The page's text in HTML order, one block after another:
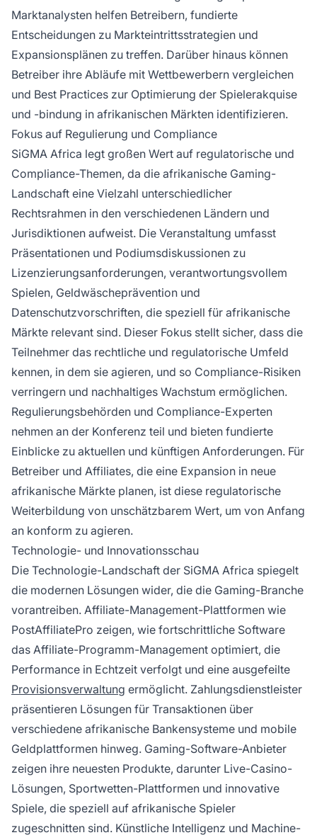
Marktanalysten helfen Betreibern, fundierte
Entscheidungen zu Markteintrittsstrategien und
Expansionsplänen zu treffen. Darüber hinaus können
Betreiber ihre Abläufe mit Wettbewerbern vergleichen
und Best Practices zur Optimierung der Spielerakquise
und -bindung in afrikanischen Märkten identifizieren.
Fokus auf Regulierung und Compliance
SiGMA Africa legt großen Wert auf regulatorische und
Compliance-Themen, da die afrikanische Gaming-
Landschaft eine Vielzahl unterschiedlicher
Rechtsrahmen in den verschiedenen Ländern und
Jurisdiktionen aufweist. Die Veranstaltung umfasst
Präsentationen und Podiumsdiskussionen zu
Lizenzierungsanforderungen, verantwortungsvollem
Spielen, Geldwäscheprävention und
Datenschutzvorschriften, die speziell für afrikanische
Märkte relevant sind. Dieser Fokus stellt sicher, dass die
Teilnehmer das rechtliche und regulatorische Umfeld
kennen, in dem sie agieren, und so Compliance-Risiken
verringern und nachhaltiges Wachstum ermöglichen.
Regulierungsbehörden und Compliance-Experten
nehmen an der Konferenz teil und bieten fundierte
Einblicke zu aktuellen und künftigen Anforderungen. Für
Betreiber und Affiliates, die eine Expansion in neue
afrikanische Märkte planen, ist diese regulatorische
Weiterbildung von unschätzbarem Wert, um von Anfang
an konform zu agieren.
Technologie- und Innovationsschau
Die Technologie-Landschaft der SiGMA Africa spiegelt
die modernen Lösungen wider, die die Gaming-Branche
vorantreiben. Affiliate-Management-Plattformen wie
PostAffiliatePro zeigen, wie fortschrittliche Software
das Affiliate-Programm-Management optimiert, die
Performance in Echtzeit verfolgt und eine ausgefeilte
Provisionsverwaltung ermöglicht. Zahlungsdienstleister
präsentieren Lösungen für Transaktionen über
verschiedene afrikanische Bankensysteme und mobile
Geldplattformen hinweg. Gaming-Software-Anbieter
zeigen ihre neuesten Produkte, darunter Live-Casino-
Lösungen, Sportwetten-Plattformen und innovative
Spiele, die speziell auf afrikanische Spieler
zugeschnitten sind. Künstliche Intelligenz und Machine-